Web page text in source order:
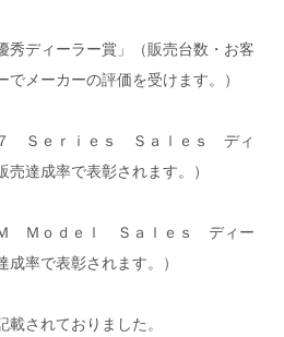
秀ディーラー賞」（販売台数・お客
メーカーの評価を受けます。）
Ｓｅｒｉｅｓ Ｓａｌｅｓ ディ
達成率で表彰されます。）
Ｍｏｄｅｌ Ｓａｌｅｓ ディー
率で表彰されます。）
されておりました。